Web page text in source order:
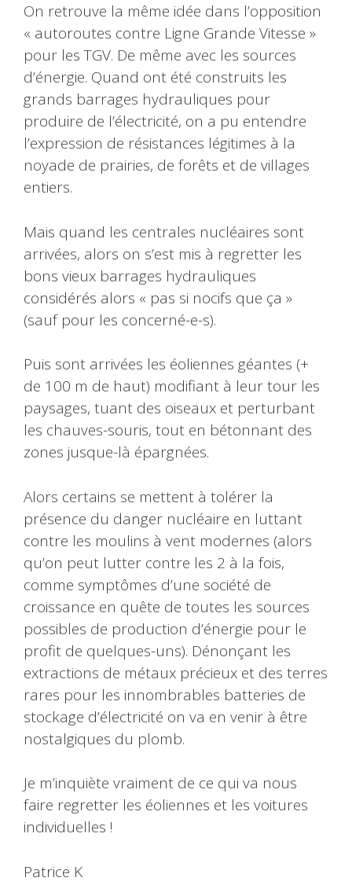
On retrouve la même idée dans l’opposition
« autoroutes contre Ligne Grande Vitesse »
pour les TGV. De même avec les sources
d’énergie. Quand ont été construits les
grands barrages hydrauliques pour
produire de l’électricité, on a pu entendre
l’expression de résistances légitimes à la
noyade de prairies, de forêts et de villages
entiers.
Mais quand les centrales nucléaires sont
arrivées, alors on s’est mis à regretter les
bons vieux barrages hydrauliques
considérés alors « pas si nocifs que ça »
(sauf pour les concerné-e-s).
Puis sont arrivées les éoliennes géantes (+
de 100 m de haut) modifiant à leur tour les
paysages, tuant des oiseaux et perturbant
les chauves-souris, tout en bétonnant des
zones jusque-là épargnées.
Alors certains se mettent à tolérer la
présence du danger nucléaire en luttant
contre les moulins à vent modernes (alors
qu’on peut lutter contre les 2 à la fois,
comme symptômes d’une société de
croissance en quête de toutes les sources
possibles de production d’énergie pour le
profit de quelques-uns). Dénonçant les
extractions de métaux précieux et des terres
rares pour les innombrables batteries de
stockage d’électricité on va en venir à être
nostalgiques du plomb.
Je m’inquiète vraiment de ce qui va nous
faire regretter les éoliennes et les voitures
individuelles !
Patrice K